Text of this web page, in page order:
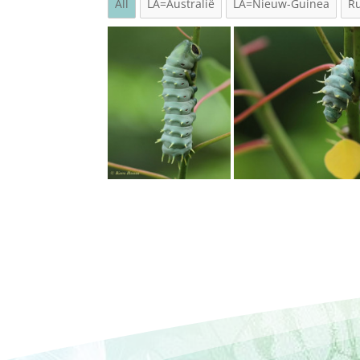
All LA=Australië LA=Nieuw-Guinea